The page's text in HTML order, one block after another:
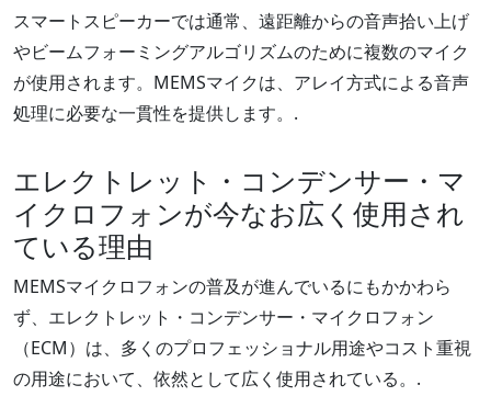
スマートスピーカーでは通常、遠距離からの音声拾い上げ
やビームフォーミングアルゴリズムのために複数のマイク
が使用されます。MEMSマイクは、アレイ方式による音声
処理に必要な一貫性を提供します。.
エレクトレット・コンデンサー・マ
イクロフォンが今なお広く使用され
ている理由
MEMSマイクロフォンの普及が進んでいるにもかかわら
ず、エレクトレット・コンデンサー・マイクロフォン
（ECM）は、多くのプロフェッショナル用途やコスト重視
の用途において、依然として広く使用されている。.